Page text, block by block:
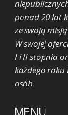
ponad 20 lat
ze swoją
W swojej
I i II stopnia
każdego roku
osób.